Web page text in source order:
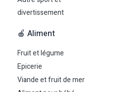
divertissement
🍎 Aliment
Fruit et légume
Epicerie
Viande et fruit de mer